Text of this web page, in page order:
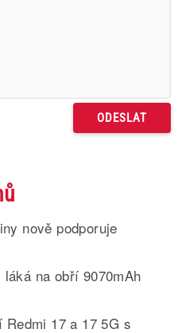
nově podporuje
na obří 9070mAh
17 a 17 5G s